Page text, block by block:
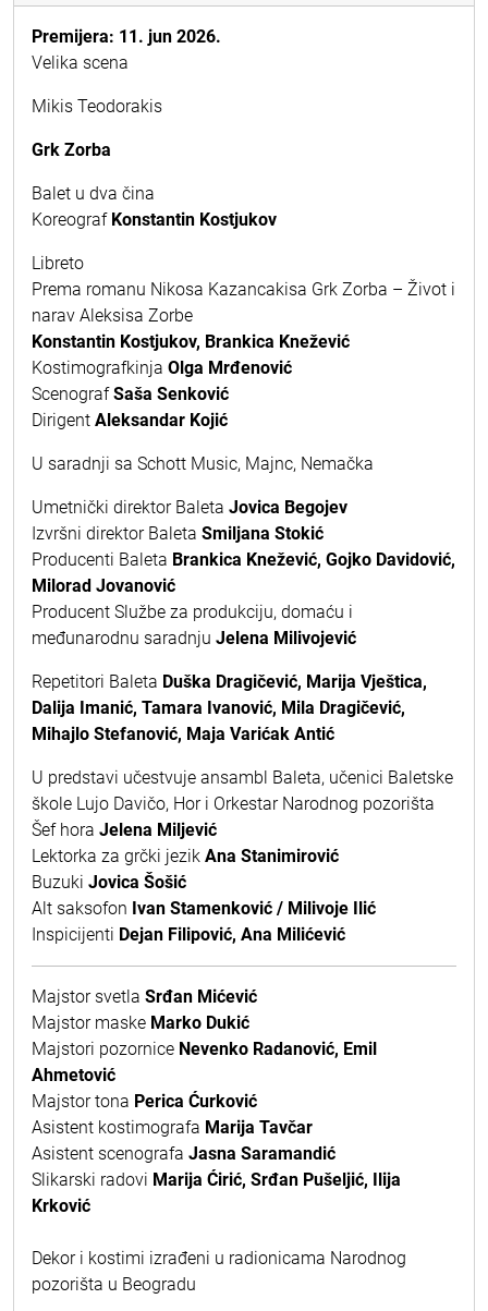
Premijera: 11. jun 2026.
Velika scena
Mikis Teodorakis
Grk Zorba
Balet u dva čina
Koreograf Konstantin Kostjukov
Libreto
Prema romanu Nikosa Kazancakisa Grk Zorba – Život i
narav Aleksisa Zorbe
Konstantin Kostjukov, Brankica Knežević
Kostimografkinja Olga Mrđenović
ScenografSaša Senković
Dirigent Aleksandar Kojić
U saradnji sa Schott Music, Majnc, Nemačka
Umetnički direktor Baleta Jovica Begojev
Izvršni direktor Baleta Smiljana Stokić
Producenti Baleta Brankica Knežević, Gojko Davidović,
Milorad Jovanović
Producent Službe za produkciju, domaću i
međunarodnu saradnju Jelena Milivojević
Repetitori Baleta Duška Dragičević, Marija Vještica,
Dalija Imanić, Tamara Ivanović, Mila Dragičević,
Mihajlo Stefanović, Maja Varićak Antić
U predstavi učestvuje ansambl Baleta, učenici Baletske
škole Lujo Davičo, Hor i Orkestar Narodnog pozorišta
Šef hora Jelena Miljević
Lektorka za grčki jezik Ana Stanimirović
Buzuki Jovica Šošić
Alt saksofon Ivan Stamenković / Milivoje Ilić
Inspicijenti Dejan Filipović, Ana Milićević
Majstor svetla Srđan Mićević
Majstor maske Marko Dukić
Majstori pozornice Nevenko Radanović, Emil
Ahmetović
Majstor tona Perica Ćurković
Asistent kostimografa Marija Tavčar
Asistent scenografa Jasna Saramandić
Slikarski radovi Marija Ćirić, Srđan Pušeljić, Ilija
Krković
Dekor i kostimi izrađeni u radionicama Narodnog
pozorišta u Beogradu